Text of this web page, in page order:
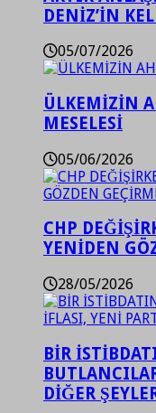
DENİZ’İN
05/07/2026
ÜLKEMİZİN
MESELESİ
05/06/2026
CHP
YENİDEN
28/05/2026
BİR
DİĞER